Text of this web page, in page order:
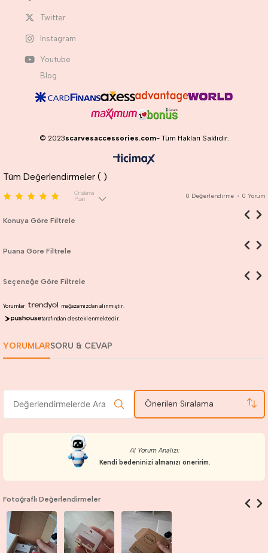
Twitter
Instagram
Youtube
Blog
© 2023scarvesaccessories.com- Tüm Hakları Saklıdır.
Tüm Değerlendirmeler ( )
Ortalama
Puan
0 Değerlendirme • 0 Yorum
Konuya Göre Filtrele
Puana Göre Filtrele
Seçeneğe Göre Filtrele
Yorumlar
mağazamızdan alınmıştır.
tarafından desteklenmektedir.
YORUMLARSORU & CEVAP
Önerilen Sıralama
AI Yorum Analizi:
Kendi bedeninizi almanızı öneririm.
Fotoğraflı Değerlendirmeler